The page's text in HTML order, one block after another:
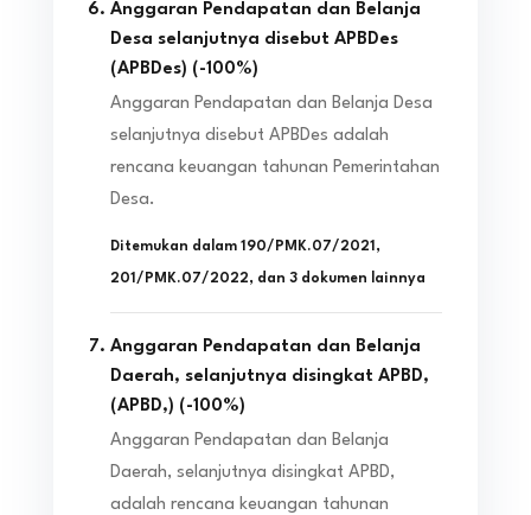
Anggaran Pendapatan dan Belanja
Desa selanjutnya disebut APBDes
(APBDes) ( -100%)
Anggaran Pendapatan dan Belanja Desa
selanjutnya disebut APBDes adalah
rencana keuangan tahunan Pemerintahan
Desa.
Ditemukan dalam 190/PMK.07/2021 ,
201/PMK.07/2022, dan 3 dokumen lainnya
Anggaran Pendapatan dan Belanja
Daerah, selanjutnya disingkat APBD,
(APBD,) ( -100%)
Anggaran Pendapatan dan Belanja
Daerah, selanjutnya disingkat APBD,
adalah rencana keuangan tahunan